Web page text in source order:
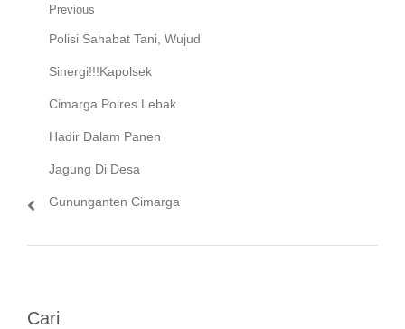
Navigasi
pos
Previous
Previous
post:
Polisi Sahabat Tani, Wujud
Sinergi!!!Kapolsek
Cimarga Polres Lebak
Hadir Dalam Panen
Jagung Di Desa
Gununganten Cimarga
Cari